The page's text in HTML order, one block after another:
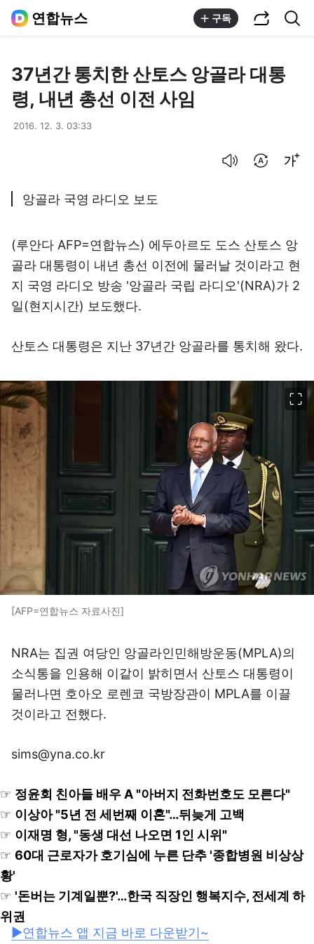
연합뉴스 구독
37년간 통치한 산토스 앙골라 대통
령, 내년 총선 이전 사임
2016. 12. 3. 03:33
앙골라 국영 라디오 보도
(루안다 AFP=연합뉴스) 에두아르도 도스 산토스 앙
골라 대통령이 내년 총선 이전에 물러날 것이라고 현
지 국영 라디오 방송 '앙골라 국립 라디오'(NRA)가 2
일(현지시간) 보도했다.
산토스 대통령은 지난 37년간 앙골라를 통치해 왔다.
[AFP=연합뉴스 자료사진]
NRA는 집권 여당인 앙골라인민해방운동(MPLA)의
소식통을 인용해 이같이 밝히면서 산토스 대통령이
물러나면 호아오 로렌코 국방장관이 MPLA를 이끌
것이라고 전했다.
sims@yna.co.kr
☞ 정윤회 친아들 배우 A "아버지 전화번호도 모른다"
☞ 이상아 "5년 전 세번째 이혼"…뒤늦게 고백
☞ 이재명 형, "동생 대선 나오면 1인 시위"
☞ 60대 근로자가 호기심에 누른 단추 '종합병원 비상상
황'
☞ '돈버는 기계일뿐?'…한국 직장인 행복지수, 전세계 하
위권
▶연합뉴스 앱 지금 바로 다운받기~